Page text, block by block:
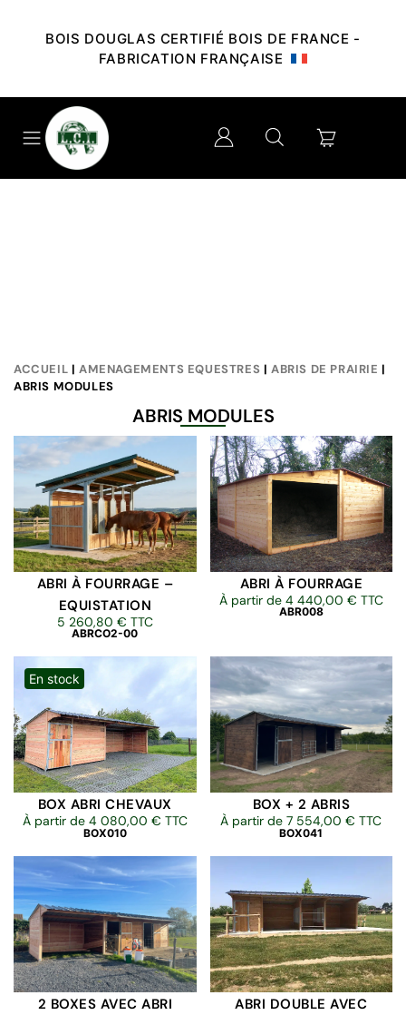
BOIS DOUGLAS CERTIFIÉ BOIS DE FRANCE -
FABRICATION FRANÇAISE
ACCUEIL |AMENAGEMENTS EQUESTRES |ABRIS DE PRAIRIE |
ABRIS MODULES
ABRIS MODULES
ABRI À FOURRAGE –
EQUISTATION
5 260,80 € TTC
ABRCO2-00
ABRI À FOURRAGE
À partir de 4 440,00 € TTC
ABR008
En stock
BOX ABRI CHEVAUX
À partir de 4 080,00 € TTC
BOX010
BOX + 2 ABRIS
À partir de7 554,00€ TTC
BOX041
2 BOXES AVEC ABRI
ABRI DOUBLE AVEC